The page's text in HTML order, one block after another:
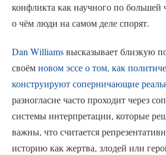
конфликта как научного по большей
о чём люди на самом деле спорят.
Dan Williamsвысказывает близкую
своёмновом эссе о том, как
конструируют соперничающие
разногласие часто проходит через
системы интерпретации, которые
важны, что считается
историю как жертва, злодей или